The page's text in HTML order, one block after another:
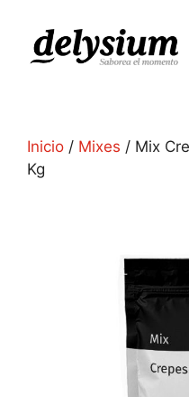
Inicio / Mixes / Mix
Kg